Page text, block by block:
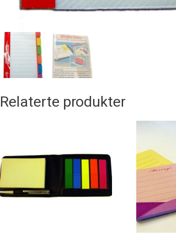
Relaterte produkter